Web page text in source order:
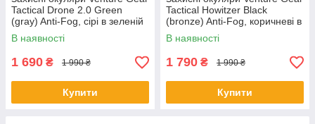
Tactical Drone 2.0 Green
(gray) Anti-Fog, сірі в зеленій
оправі
В наявності
1 690 ₴ 1 990 ₴
Купити
Tactical Howitzer Black
(bronze) Anti-Fog, коричневі в
чорній оправі
В наявності
1 790 ₴ 1 990 ₴
Купити